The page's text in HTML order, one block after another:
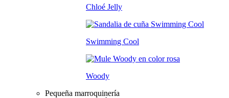
Chloé Jelly
Swimming Cool
Woody
Pequeña marroquinería